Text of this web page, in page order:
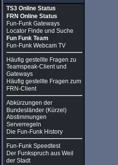
TS3 Online Status
FRN Online Status
Fun-Funk Gateways
Locator Finde und Suche
Fun Funk Team
Fun-Funk Webcam TV
Häufig gestellte Fragen zu
Teamspeak-Client und
Gateways
Häufig gestellte Fragen zum
FRN-Client
Abkürzungen der
Bundesländer (Kürzel)
Abstimmungen
Serverregeln
Die Fun-Funk History
Fun-Funk Speedtest
Der Funkspruch aus Weil
der Stadt